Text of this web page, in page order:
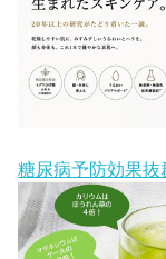
糖尿病予防効果